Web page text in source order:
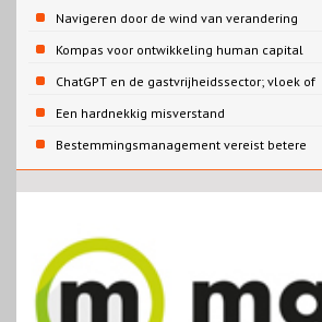
overheid
Navigeren door de wind van verandering
Kompas voor ontwikkeling human capital
ChatGPT en de gastvrijheidssector; vloek of
zegen?
Een hardnekkig misverstand
Bestemmingsmanagement vereist betere
verankering van recreatie en toerisme in het
bestuurlijk instrumentarium